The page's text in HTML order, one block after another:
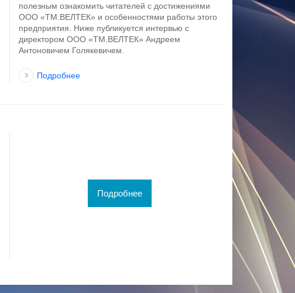
полезным ознакомить читателей с достижениями
ООО «ТМ.ВЕЛТЕК» и особенностями работы этого
предприятия. Ниже публикуется интервью с
директором ООО «ТМ.ВЕЛТЕК» Андреем
Антоновичем Голякевичем.
Подробнее
Подробнее